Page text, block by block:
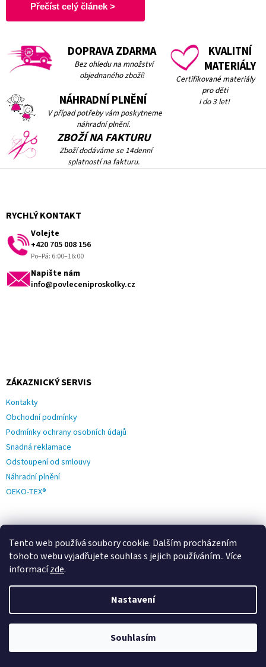
Tento web používá soubory cookie. Dalším procházením
tohoto webu vyjadřujete souhlas s jejich používáním.. Více
informacízde.
Nastavení
Souhlasím
Přečíst celý článek >
DOPRAVA ZDARMA
Bez ohledu na množství
objednaného zboží!
NÁHRADNÍ PLNĚNÍ
V případ potřeby vám poskytneme
náhradní plnění.
ZBOŽÍ NA FAKTURU
Zboží dodáváme se 14denní
splatností na fakturu.
KVALITNÍ
MATERIÁLY
Certifikované materiály
pro děti
i do 3 let!
Z
RYCHLÝ KONTAKT
Volejte
+420 705 008 156
Po–Pá: 6:00–16:00
Napište nám
info@povleceniproskolky.cz
ZÁKAZNICKÝ SERVIS
Kontakty
Obchodní podmínky
Podmínky ochrany osobních údajů
Snadná reklamace
Odstoupení od smlouvy
Náhradní plnění
OEKO-TEX®
DŮLEŽITÉ ODKAZY
O nás
Udržitelný eshop
FOTO recenze